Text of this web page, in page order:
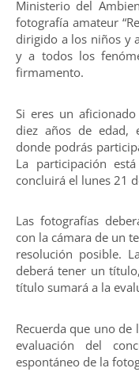
Ministerio del
fotografía amateur
dirigido a los niños y
y a todos los
firmamento.
Si eres un
diez años de edad,
donde podrás
La participación
concluirá el lunes 21
Las fotografías
con la cámara de un
resolución posible.
deberá tener un
título sumará a la
Recuerda que uno
evaluación del
espontáneo de la